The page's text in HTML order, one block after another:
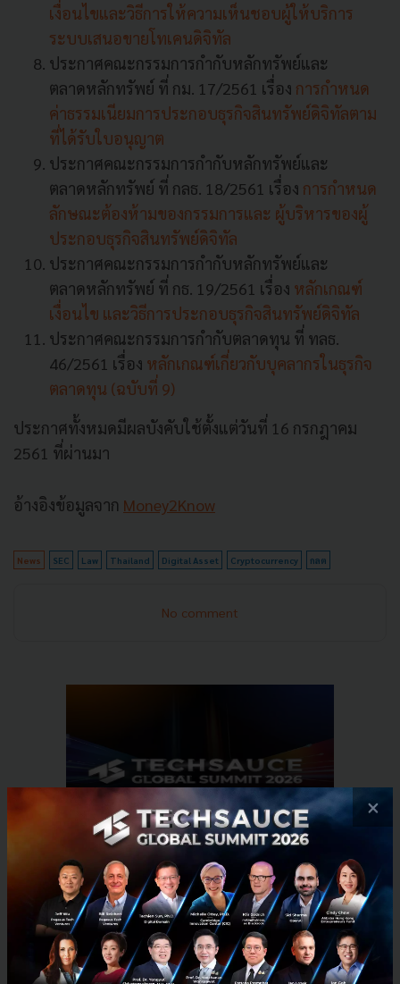
เงื่อนไขและวิธีการให้ความเห็นชอบผู้ให้บริการ
ระบบเสนอขายโทเคนดิจิทัล
ประกาศคณะกรรมการกำกับหลักทรัพย์และ
ตลาดหลักทรัพย์ ที่ กม. 17/2561 เรื่อง การกำหนด
ค่าธรรมเนียมการประกอบธุรกิจสินทรัพย์ดิจิทัลตาม
ที่ได้รับใบอนุญาต
ประกาศคณะกรรมการกำกับหลักทรัพย์และ
ตลาดหลักทรัพย์ ที่ กลธ. 18/2561 เรื่อง การกำหนด
ลักษณะต้องห้ามของกรรมการและ ผู้บริหารของผู้
ประกอบธุรกิจสินทรัพย์ดิจิทัล
ประกาศคณะกรรมการกำกับหลักทรัพย์และ
ตลาดหลักทรัพย์ ที่ กธ. 19/2561 เรื่อง หลักเกณฑ์
เงื่อนไข และวิธีการประกอบธุรกิจสินทรัพย์ดิจิทัล
ประกาศคณะกรรมการกำกับตลาดทุน ที่ ทลธ.
46/2561 เรื่อง หลักเกณฑ์เกี่ยวกับบุคลากรในธุรกิจ
ตลาดทุน (ฉบับที่ 9)
ประกาศทั้งหมดมีผลบังคับใช้ตั้งแต่วันที่ 16 กรกฎาคม
2561 ที่ผ่านมา
อ้างอิงข้อมูลจาก Money2Know
News SEC Law Thailand Digital Asset Cryptocurrency กลต
No comment
RELATED ARTICLE
×